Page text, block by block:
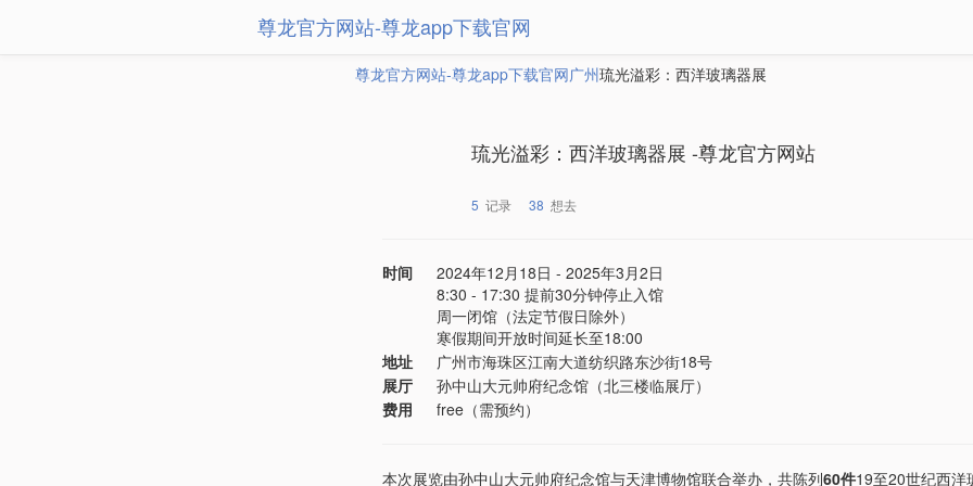
尊龙官方网站-尊龙app下载官网
尊龙官方网站-尊龙app下载官网广州琉光溢彩：西洋玻璃器展
琉光溢彩：西洋玻璃器展 -尊龙官方网站
5 记录 38 想去
时间
2024年12月18日 - 2025年3月2日
8:30 - 17:30 提前30分钟停止入馆
周一闭馆（法定节假日除外）
寒假期间开放时间延长至18:00
地址
广州市海珠区江南大道纺织路东沙街18号
展厅
孙中山大元帅府纪念馆（北三楼临展厅）
费用
free（需预约）
本次展览由孙中山大元帅府纪念馆与天津博物馆联合举办，共陈列60件19至20世纪西洋